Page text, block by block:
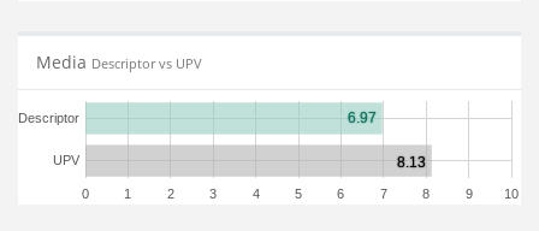
Media Descriptor vs UPV
0 1 2 3 4 5 6 7 8 9 10
UPV
Descriptor